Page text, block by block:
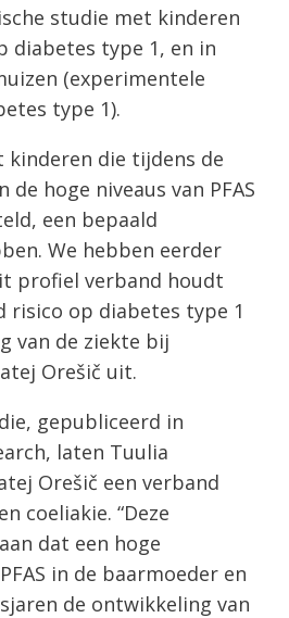
studie met kinderen
diabetes type 1, en in
(experimentele
type 1).
kinderen die tijdens de
de hoge niveaus van PFAS
een bepaald
We hebben eerder
profiel verband houdt
risico op diabetes type 1
van de ziekte bij
Orešič uit.
gepubliceerd in
laten Tuulia
Orešič een verband
coeliakie. “Deze
dat een hoge
in de baarmoeder en
de ontwikkeling van